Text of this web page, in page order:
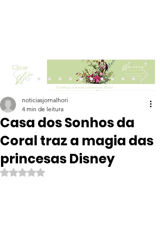
Clicar
Casa dos Sonhos da
Coral traz a magia das
princesas Disney
noticiasjornalhori
4 min de leitura
Avaliado com NaN de 5 estrelas.